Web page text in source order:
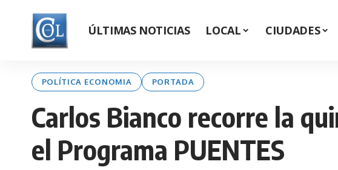
ÚLTIMAS NOTICIAS LOCAL CIUDADES
POLÍTICA ECONOMIA PORTADA
Carlos Bianco recorre la
el Programa PUENTES